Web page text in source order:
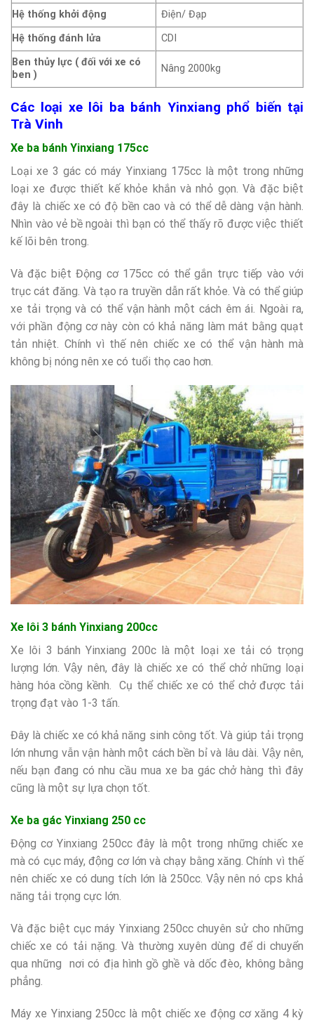
Hệ thống khởi động
Điện/ Đạp
Hệ thống đánh lửa
CDI
Ben thủy lực ( đối với xe có
ben )
Nâng 2000kg
Các loại xe lôi ba bánh Yinxiang phổ biến tại
Trà Vinh
Xe ba bánh Yinxiang 175cc
Loại xe 3 gác có máy Yinxiang 175cc là một trong những
loại xe được thiết kế khỏe khắn và nhỏ gọn. Và đặc biệt
đây là chiếc xe có độ bền cao và có thể dễ dàng vận hành.
Nhìn vào vẻ bề ngoài thì bạn có thể thấy rõ được việc thiết
kế lõi bên trong.
Và đặc biệt Động cơ 175cc có thể gắn trực tiếp vào với
trục cát đăng. Và tạo ra truyền dẫn rất khỏe. Và có thể giúp
xe tải trọng và có thể vận hành một cách êm ái. Ngoài ra,
với phần động cơ này còn có khả năng làm mát bằng quạt
tản nhiệt. Chính vì thế nên chiếc xe có thể vận hành mà
không bị nóng nên xe có tuổi thọ cao hơn.
Xe lôi 3 bánh Yinxiang 200cc
Xe lôi 3 bánh Yinxiang 200c là một loại xe tải có trọng
lượng lớn. Vậy nên, đây là chiếc xe có thể chở những loại
hàng hóa cồng kềnh. Cụ thể chiếc xe có thể chở được tải
trọng đạt vào 1-3 tấn.
Đây là chiếc xe có khả năng sinh công tốt. Và giúp tải trọng
lớn nhưng vẫn vận hành một cách bền bỉ và lâu dài. Vậy nên,
nếu bạn đang có nhu cầu mua xe ba gác chở hàng thì đây
cũng là một sự lựa chọn tốt.
Xe ba gác Yinxiang 250 cc
Động cơ Yinxiang 250cc đây là một trong những chiếc xe
mà có cục máy, động cơ lớn và chạy bằng xăng. Chính vì thế
nên chiếc xe có dung tích lớn là 250cc. Vậy nên nó cps khả
năng tải trọng cực lớn.
Và đặc biệt cục máy Yinxiang 250cc chuyên sử cho những
chiếc xe có tải nặng. Và thường xuyên dùng để di chuyển
qua những nơi có địa hình gồ ghề và dốc đèo, không bằng
phẳng.
Máy xe Yinxiang 250cc là một chiếc xe động cơ xăng 4 kỳ